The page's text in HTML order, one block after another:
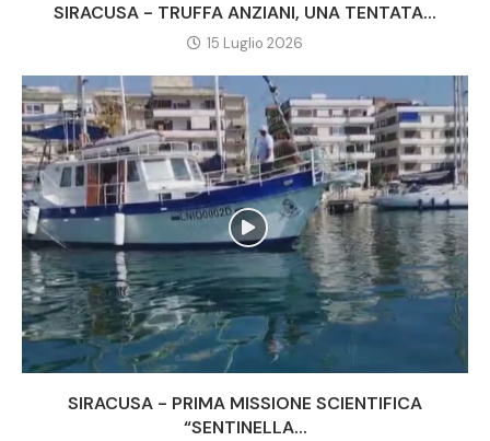
SIRACUSA - TRUFFA ANZIANI, UNA TENTATA...
15 Luglio 2026
SIRACUSA - PRIMA MISSIONE SCIENTIFICA
“SENTINELLA...